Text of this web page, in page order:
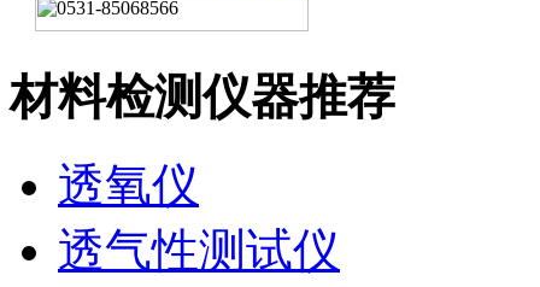
材料检测仪器推荐
透氧仪
透气性测试仪